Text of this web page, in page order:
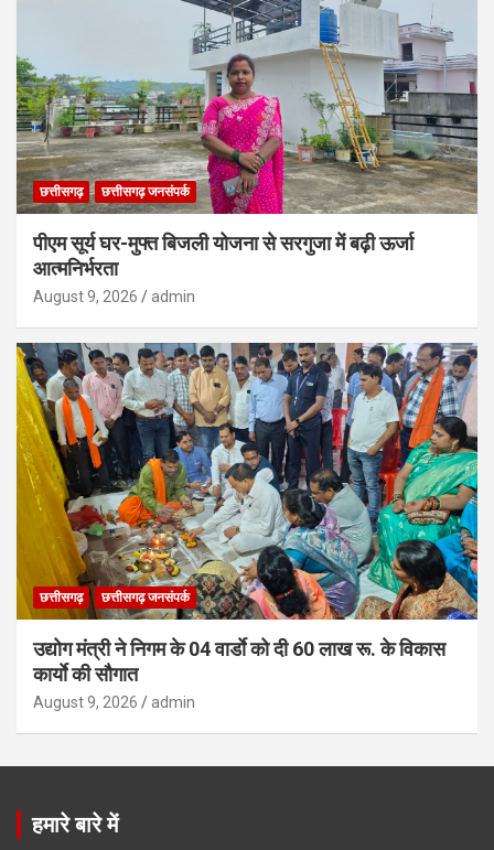
छत्तीसगढ़ छत्तीसगढ़ जनसंपर्क
पीएम सूर्य घर-मुफ्त बिजली योजना से सरगुजा में बढ़ी ऊर्जा
आत्मनिर्भरता
August 9, 2026 admin
छत्तीसगढ़ छत्तीसगढ़ जनसंपर्क
उद्योग मंत्री ने निगम के 04 वार्डाे को दी 60 लाख रू. के विकास
कार्याे की सौगात
August 9, 2026 admin
हमारे बारे में